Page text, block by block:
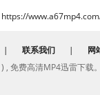
https://
| 联系我们 | 网
) , 免费高清MP4迅雷下载